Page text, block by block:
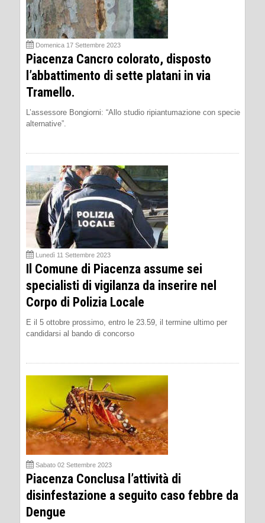
Domenica 17 Settembre 2023
Piacenza Cancro colorato, disposto
l’abbattimento di sette platani in via
Tramello.
L’assessore Bongiorni: “Allo studio ripiantumazione con specie
alternative”.
Lunedì 11 Settembre 2023
Il Comune di Piacenza assume sei
specialisti di vigilanza da inserire nel
Corpo di Polizia Locale
E il 5 ottobre prossimo, entro le 23.59, il termine ultimo per
candidarsi al bando di concorso
Sabato 02 Settembre 2023
Piacenza Conclusa l’attività di
disinfestazione a seguito caso febbre da
Dengue